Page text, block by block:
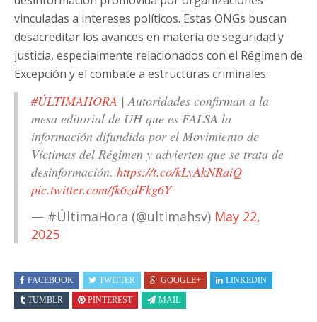
vinculadas a intereses políticos. Estas ONGs buscan
desacreditar los avances en materia de seguridad y
justicia, especialmente relacionados con el Régimen de
Excepción y el combate a estructuras criminales.
#ÚLTIMAHORA | Autoridades confirman a la
mesa editorial de UH que es FALSA la
información difundida por el Movimiento de
Víctimas del Régimen y advierten que se trata de
desinformación. https://t.co/kLyAkNRaiQ
pic.twitter.com/fk6zdFkg6Y
— #ÚltimaHora (@ultimahsv) May 22,
2025
FACEBOOK TWITTER GOOGLE+
LINKEDIN
TUMBLR
PINTEREST MAIL